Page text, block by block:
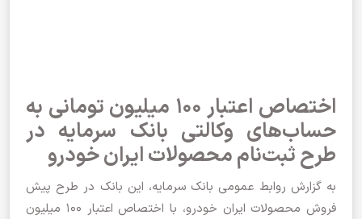
اختصاص اعتبار ۱۰۰ میلیون تومانی به
حساب‌های وکالتی بانک سرمایه در
طرح ثبت‌نام محصولات ایران خودرو
به گزارش روابط‌ عمومی بانک سرمایه، این بانک در طرح پیش
فروش محصولات ایران خودرو، با اختصاص اعتبار ۱۰۰ میلیون